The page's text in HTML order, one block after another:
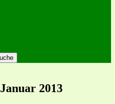
Januar 2013